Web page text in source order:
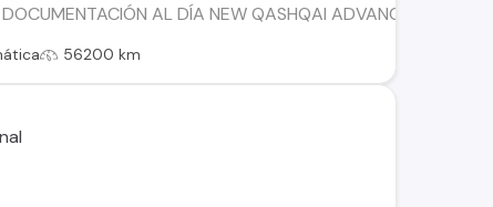
DOCUMENTACIÓN AL DÍA NEW QASHQAI ADVANCE 2.0
56200 km